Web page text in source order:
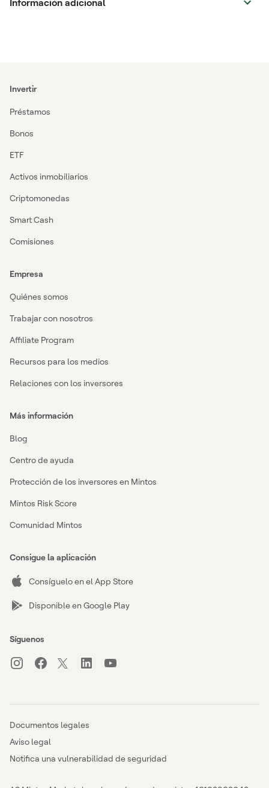
Información adicional
Invertir
Préstamos
Bonos
ETF
Activos inmobiliarios
Criptomonedas
Smart Cash
Comisiones
Empresa
Quiénes somos
Trabajar con nosotros
Affiliate Program
Recursos para los medios
Relaciones con los inversores
Más información
Blog
Centro de ayuda
Protección de los inversores en Mintos
Mintos Risk Score
Comunidad Mintos
Consigue la aplicación
Consíguelo en el App Store
Disponible en Google Play
Síguenos
Documentos legales
Aviso legal
Notifica una vulnerabilidad de seguridad